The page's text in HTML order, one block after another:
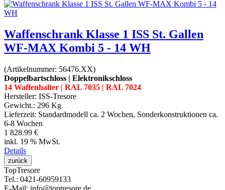
Waffenschrank Klasse 1 ISS St. Gallen
WF-MAX Kombi 5 - 14 WH
(Artikelnummer: 56476.XX)
Doppelbartschloss | Elektronikschloss
14 Waffenhalter | RAL 7035 | RAL 7024
Hersteller: ISS-Tresore
Gewicht.: 296 Kg
Lieferzeit: Standardmodell ca. 2 Wochen, Sonderkonstruktionen ca.
6-8 Wochen
1 828.99 €
inkl. 19 % MwSt.
Details
TopTresore
Tel.: 0421-60959133
E-Mail: info@toptresore.de